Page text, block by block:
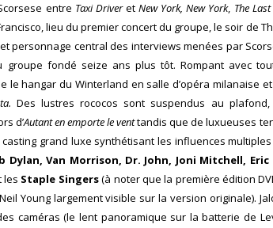
entre Taxi DriveretNew York, New York, The
lieu du premier concert du groupe, le soir de
personnage central des interviews menées par
groupe fondé seize ans plus tôt. Rompant avec
le hangar du Winterland en salle d’opéra milanaise
Des lustres rococos sont suspendus au
d’Autant en emporte le venttandis que de luxueuses
casting grand luxe synthétisant les influences
Dylan, Van Morrison, Dr. John, Joni Mitchell,
les Staple Singers(à noter que la première édition
Young largement visible sur la version originale).
caméras (le lent panoramique sur la batterie de